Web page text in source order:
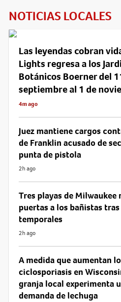
NOTICIAS LOCALES
Las leyendas cobran
Lights regresa a los
Botánicos Boerner del
septiembre al 1 de
4m ago
Juez mantiene cargos
de Franklin acusado de
punta de pistola
2h ago
Tres playas de Milwaukee
puertas a los bañistas
temporales
2h ago
A medida que aumentan
ciclosporiasis en
granja local experimenta
demanda de lechuga